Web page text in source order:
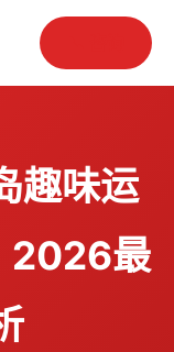
趣味运
2026最